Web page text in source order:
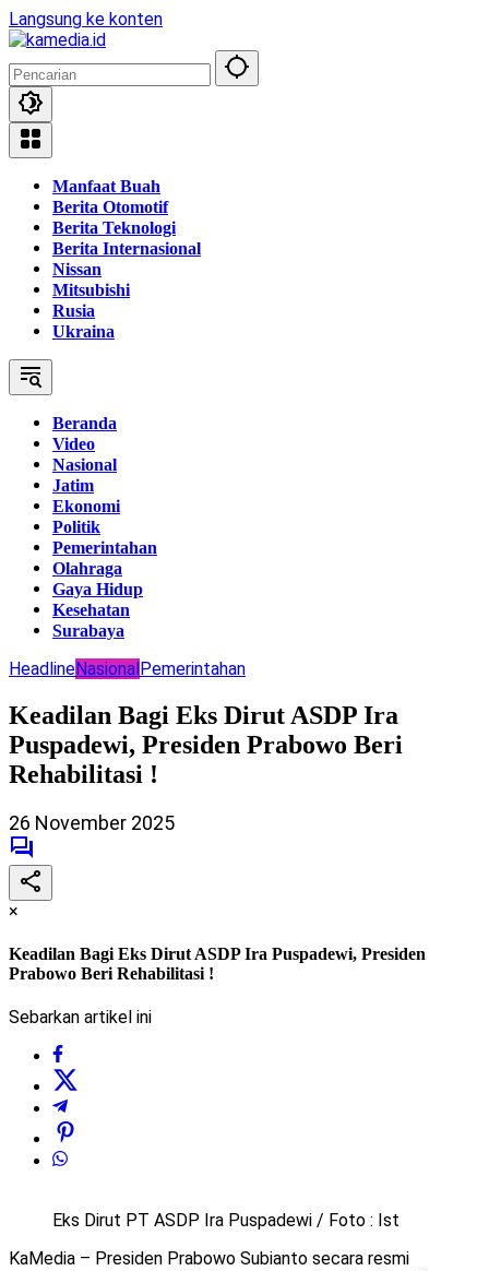
Langsung ke konten
Manfaat Buah
Berita Otomotif
Berita Teknologi
Berita Internasional
Nissan
Mitsubishi
Rusia
Ukraina
Beranda
Video
Nasional
Jatim
Ekonomi
Politik
Pemerintahan
Olahraga
Gaya Hidup
Kesehatan
Surabaya
HeadlineNasionalPemerintahan
Keadilan Bagi Eks Dirut ASDP Ira
Puspadewi, Presiden Prabowo Beri
Rehabilitasi !
26 November 2025
×
Keadilan Bagi Eks Dirut ASDP Ira Puspadewi, Presiden
Prabowo Beri Rehabilitasi !
Sebarkan artikel ini
Eks Dirut PT ASDP Ira Puspadewi / Foto : Ist
KaMedia – Presiden Prabowo Subianto secara resmi